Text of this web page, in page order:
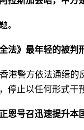
。
法》最年轻的被
港警方依法通缉
停止以任何形式干
恩号召迅速提升